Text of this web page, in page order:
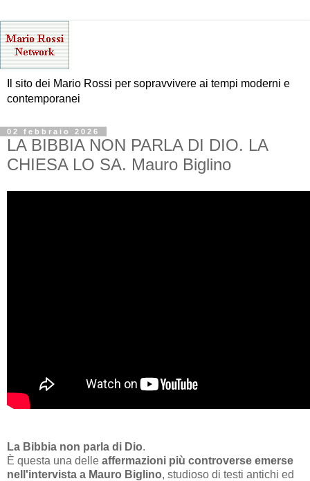
Il sito dei Mario Rossi per sopravvivere ai tempi moderni e
contemporanei
02 febbraio 2026
LA BIBBIA NON PARLA DI DIO. LA
CHIESA LO SA. Mauro Biglino
La Bibbia non parla di Dio.
È questa una delle affermazioni più controverse emerse
nell'intervista a Mauro Biglino, studioso di testi antichi ed